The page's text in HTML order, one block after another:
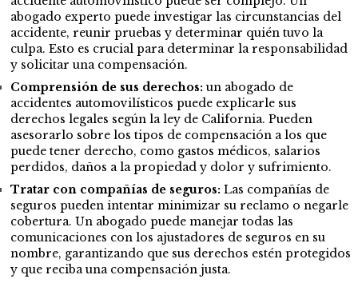
abogado experto puede investigar las circunstancias del
accidente, reunir pruebas y determinar quién tuvo la
culpa. Esto es crucial para determinar la responsabilidad
y solicitar una compensación.
Comprensión de sus derechos: un abogado de
accidentes automovilísticos puede explicarle sus
derechos legales según la ley de California. Pueden
asesorarlo sobre los tipos de compensación a los que
puede tener derecho, como gastos médicos, salarios
perdidos, daños a la propiedad y dolor y sufrimiento.
Tratar con compañías de seguros: Las compañías de
seguros pueden intentar minimizar su reclamo o negarle
cobertura. Un abogado puede manejar todas las
comunicaciones con los ajustadores de seguros en su
nombre, garantizando que sus derechos estén protegidos
y que reciba una compensación justa.